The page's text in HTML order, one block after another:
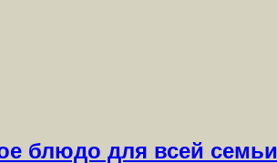
блюдо для всей семьи